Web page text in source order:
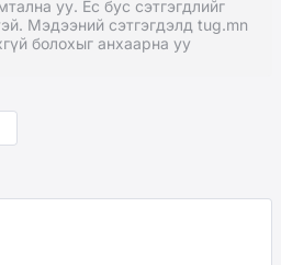
уу. Ёс бус сэтгэгдлийг
Мэдээний сэтгэгдэлд tug.mn
болохыг анхаарна уу